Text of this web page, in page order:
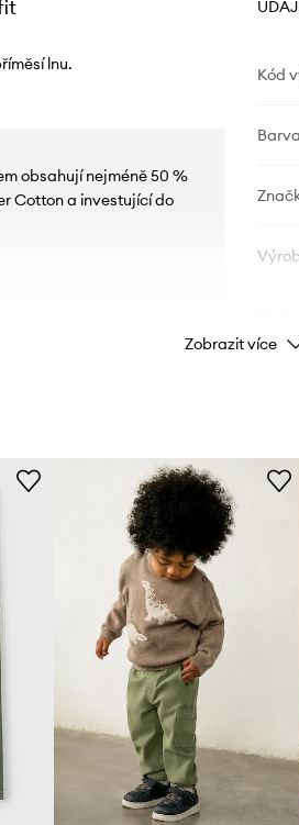
lnu.
obsahují nejméně 50 %
Cotton a investující do
Kód
Barva
Zobrazit více